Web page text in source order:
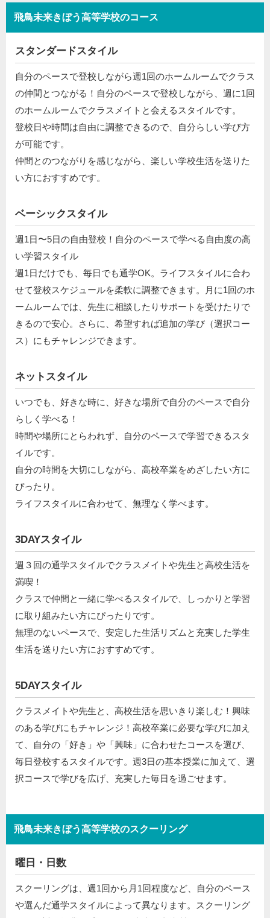
飛鳥未来きぼう高等学校のコース
スタンダードスタイル
自分のペースで登校しながら週1回のホームルームでクラス
の仲間とつながる！自分のペースで登校しながら、週に1回
のホームルームでクラスメイトと会えるスタイルです。
登校日や時間は自由に調整できるので、自分らしい学び方
が可能です。
仲間とのつながりを感じながら、楽しい学校生活を送りた
い方におすすめです。
ベーシックスタイル
週1日〜5日の自由登校！自分のペースで学べる自由度の高
い学習スタイル
週1日だけでも、毎日でも通学OK。ライフスタイルに合わ
せて登校スケジュールを柔軟に調整できます。月に1回のホ
ームルームでは、先生に相談したりサポートを受けたりで
きるので安心。さらに、希望すれば追加の学び（選択コー
ス）にもチャレンジできます。
ネットスタイル
いつでも、好きな時に、好きな場所で自分のペースで自分
らしく学べる！
時間や場所にとらわれず、自分のペースで学習できるスタ
イルです。
自分の時間を大切にしながら、高校卒業をめざしたい方に
ぴったり。
ライフスタイルに合わせて、無理なく学べます。
3DAYスタイル
週３回の通学スタイルでクラスメイトや先生と高校生活を
満喫！
クラスで仲間と一緒に学べるスタイルで、しっかりと学習
に取り組みたい方にぴったりです。
無理のないペースで、安定した生活リズムと充実した学生
生活を送りたい方におすすめです。
5DAYスタイル
クラスメイトや先生と、高校生活を思いきり楽しむ！興味
のある学びにもチャレンジ！高校卒業に必要な学びに加え
て、自分の「好き」や「興味」に合わせたコースを選び、
毎日登校するスタイルです。週3日の基本授業に加えて、選
択コースで学びを広げ、充実した毎日を過ごせます。
飛鳥未来きぼう高等学校のスクーリング
曜日・日数
スクーリングは、週1回から月1回程度など、自分のペース
や選んだ通学スタイルによって異なります。スクーリング